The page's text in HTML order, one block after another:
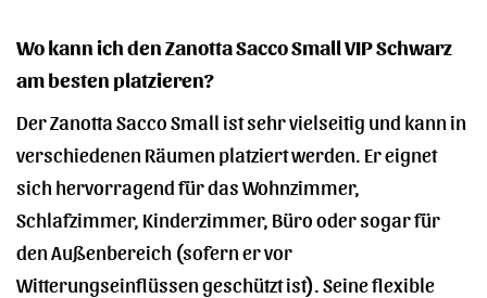
Wo kann ich den Zanotta Sacco Small VIP Schwarz
am besten platzieren?
Der Zanotta Sacco Small ist sehr vielseitig und kann in
verschiedenen Räumen platziert werden. Er eignet
sich hervorragend für das Wohnzimmer,
Schlafzimmer, Kinderzimmer, Büro oder sogar für
den Außenbereich (sofern er vor
Witterungseinflüssen geschützt ist). Seine flexible